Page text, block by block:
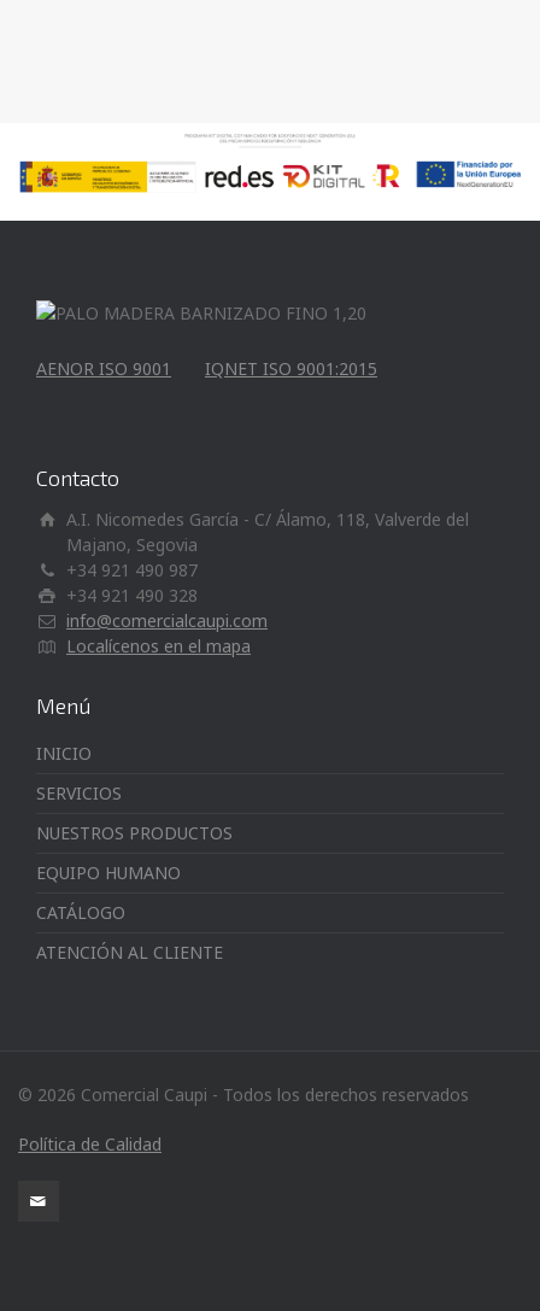
AENOR ISO 9001 IQNET ISO 9001:2015
Contacto
A.I. Nicomedes García - C/ Álamo, 118, Valverde del
Majano, Segovia
+34 921 490 987
+34 921 490 328
info@comercialcaupi.com
Localícenos en el mapa
Menú
INICIO
SERVICIOS
NUESTROS PRODUCTOS
EQUIPO HUMANO
CATÁLOGO
ATENCIÓN AL CLIENTE
© 2026 Comercial Caupi - Todos los derechos reservados
Política de Calidad